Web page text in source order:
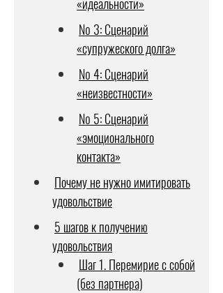
№ 3: Сценарий
«супружеского долга»
№ 4: Сценарий
«неизвестности»
№ 5: Сценарий
«эмоционального
контакта»
Почему не нужно имитировать
удовольствие
5 шагов к получению
удовольствия
Шаг 1. Перемирие с собой
(без партнера)